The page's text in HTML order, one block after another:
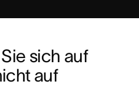
sich auf
auf